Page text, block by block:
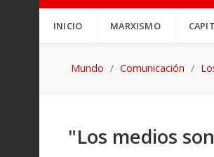
INICIO MARXISMO
Mundo Comunicación
"Los medios